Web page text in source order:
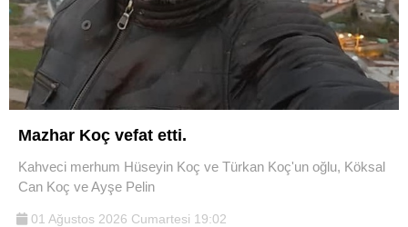
Mazhar Koç vefat etti.
Kahveci merhum Hüseyin Koç ve Türkan Koç'un oğlu, Köksal
Can Koç ve Ayşe Pelin
01 Ağustos 2026 Cumartesi 19:02